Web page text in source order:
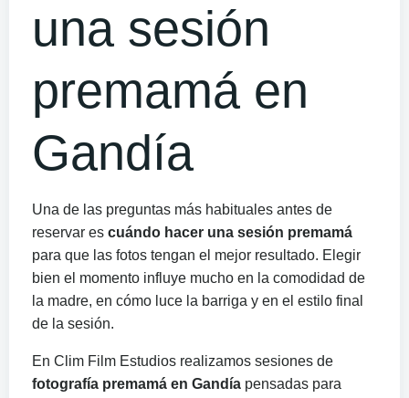
una sesión
premamá en
Gandía
Una de las preguntas más habituales antes de
reservar es cuándo hacer una sesión premamá
para que las fotos tengan el mejor resultado. Elegir
bien el momento influye mucho en la comodidad de
la madre, en cómo luce la barriga y en el estilo final
de la sesión.
En Clim Film Estudios realizamos sesiones de
fotografía premamá en Gandía pensadas para